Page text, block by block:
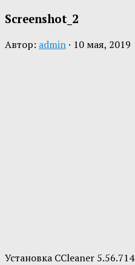
Screenshot_2
Автор: admin · 10 мая, 2019
Установка CCleaner